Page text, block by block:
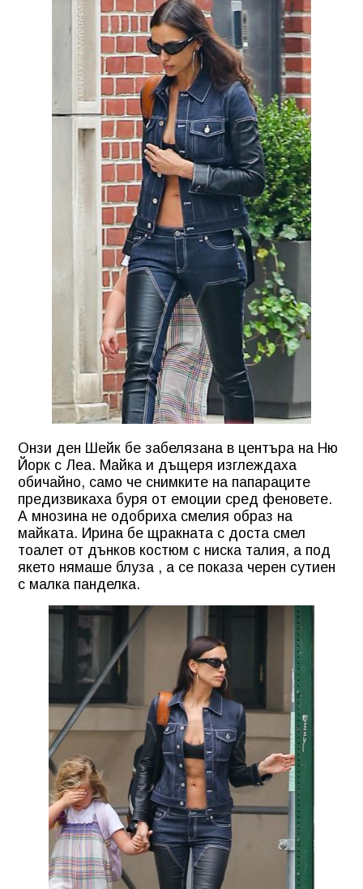
Онзи ден Шейк бе забелязана в центъра на Ню
Йорк с Леа. Майка и дъщеря изглеждаха
обичайно, само че снимките на папараците
предизвикаха буря от емоции сред феновете.
А мнозина не одобриха смелия образ на
майката. Ирина бе щракната с доста смел
тоалет от дънков костюм с ниска талия, а под
якето нямаше блуза , а се показа черен сутиен
с малка панделка.